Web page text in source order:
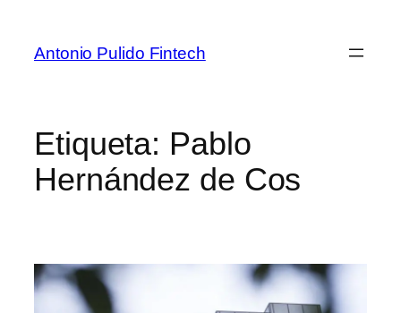
Antonio Pulido Fintech
Etiqueta: Pablo
Hernández de Cos